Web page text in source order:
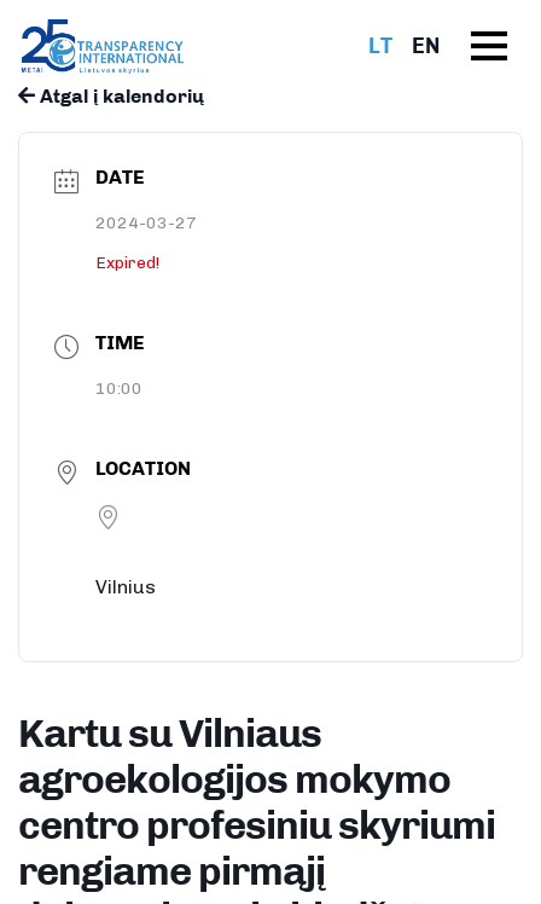
LT EN
Atgal į kalendorių
DATE
2024-03-27
Expired!
TIME
10:00
LOCATION
Vilnius
Kartu su Vilniaus
agroekologijos mokymo
centro profesiniu skyriumi
rengiame pirmąjį